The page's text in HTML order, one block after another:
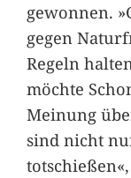
gewonnen.
gegen
Regeln
möchte
Meinung
sind nicht